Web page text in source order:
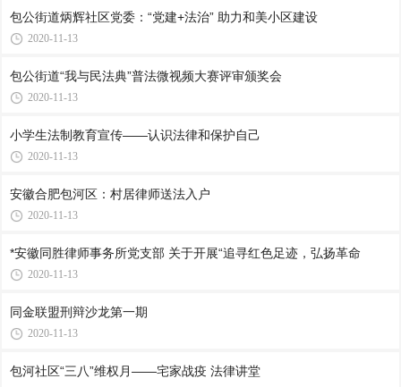
包公街道炳辉社区党委：“党建+法治” 助力和美小区建设
2020-11-13
包公街道“我与民法典”普法微视频大赛评审颁奖会
2020-11-13
小学生法制教育宣传——认识法律和保护自己
2020-11-13
安徽合肥包河区：村居律师送法入户
2020-11-13
*安徽同胜律师事务所党支部 关于开展“追寻红色足迹，弘扬革命
2020-11-13
同金联盟刑辩沙龙第一期
2020-11-13
包河社区“三八”维权月——宅家战疫 法律讲堂